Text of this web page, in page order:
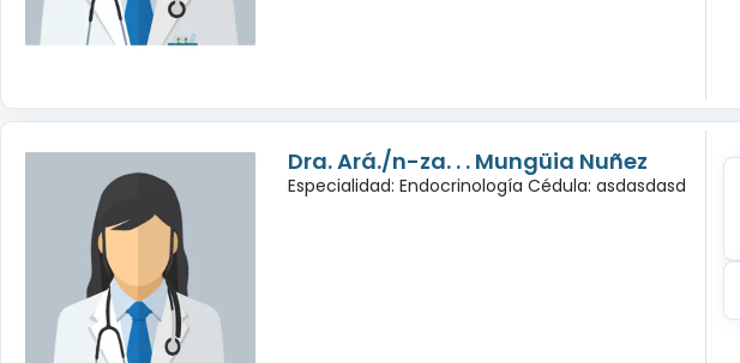
Dra. Ará./n-za. . . Mungüia Nuñez
Especialidad: Endocrinología Cédula: asdasdasd